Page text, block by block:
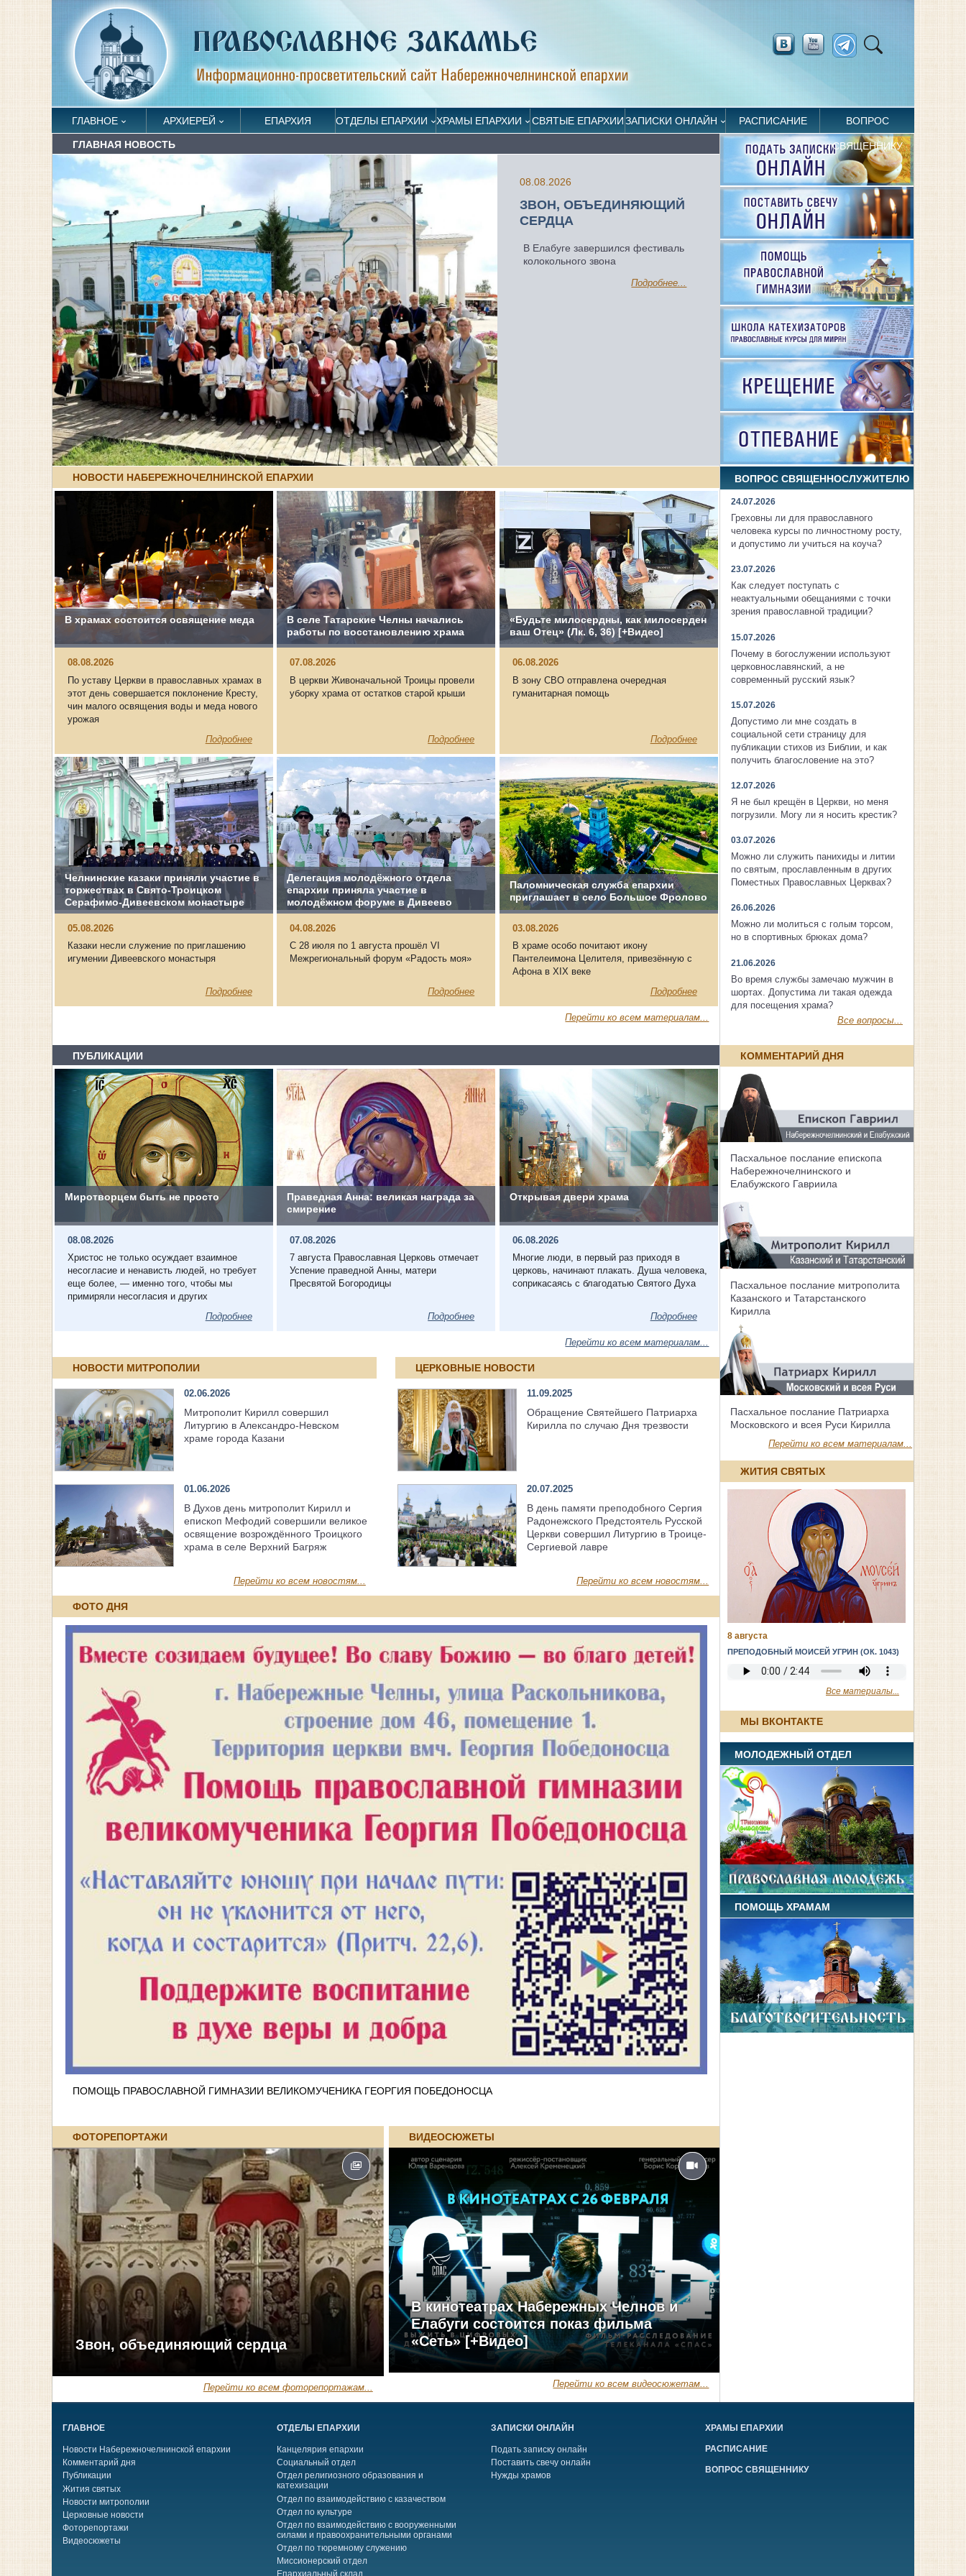
ГЛАВНОЕ АРХИЕРЕЙ ЕПАРХИЯ ОТДЕЛЫ ЕПАРХИИ ХРАМЫ ЕПАРХИИ СВЯТЫЕ ЕПАРХИИЗАПИСКИ ОНЛАЙН РАСПИСАНИЕ ВОПРОС
СВЯЩЕННИКУ
ГЛАВНАЯ НОВОСТЬ
08.08.2026
ЗВОН, ОБЪЕДИНЯЮЩИЙ
СЕРДЦА
В Елабуге завершился фестиваль
колокольного звона
Подробнее...
НОВОСТИ НАБЕРЕЖНОЧЕЛНИНСКОЙ ЕПАРХИИ
В храмах состоится освящение меда
08.08.2026
По уставу Церкви в православных храмах в
этот день совершается поклонение Кресту,
чин малого освящения воды и меда нового
урожая
Подробнее
В селе Татарские Челны начались
работы по восстановлению храма
07.08.2026
В церкви Живоначальной Троицы провели
уборку храма от остатков старой крыши
Подробнее
«Будьте милосердны, как милосерден
ваш Отец» (Лк. 6, 36) [+Видео]
06.08.2026
В зону СВО отправлена очередная
гуманитарная помощь
Подробнее
Челнинские казаки приняли участие в
торжествах в Свято‑Троицком
Серафимо‑Дивеевском монастыре
05.08.2026
Казаки несли служение по приглашению
игумении Дивеевского монастыря
Подробнее
Делегация молодёжного отдела
епархии приняла участие в
молодёжном форуме в Дивеево
04.08.2026
С 28 июля по 1 августа прошёл VI
Межрегиональный форум «Радость моя»
Подробнее
Паломническая служба епархии
приглашает в село Большое Фролово
03.08.2026
В храме особо почитают икону
Пантелеимона Целителя, привезённую с
Афона в XIX веке
Подробнее
Перейти ко всем материалам...
ВОПРОС СВЯЩЕННОСЛУЖИТЕЛЮ
24.07.2026
Греховны ли для православного
человека курсы по личностному росту,
и допустимо ли учиться на коуча?
23.07.2026
Как следует поступать с
неактуальными обещаниями с точки
зрения православной традиции?
15.07.2026
Почему в богослужении используют
церковнославянский, а не
современный русский язык?
15.07.2026
Допустимо ли мне создать в
социальной сети страницу для
публикации стихов из Библии, и как
получить благословение на это?
12.07.2026
Я не был крещён в Церкви, но меня
погрузили. Могу ли я носить крестик?
03.07.2026
Можно ли служить панихиды и литии
по святым, прославленным в других
Поместных Православных Церквах?
26.06.2026
Можно ли молиться с голым торсом,
но в спортивных брюках дома?
21.06.2026
Во время службы замечаю мужчин в
шортах. Допустима ли такая одежда
для посещения храма?
Все вопросы...
ПУБЛИКАЦИИ
Миротворцем быть не просто
08.08.2026
Христос не только осуждает взаимное
несогласие и ненависть людей, но требует
еще более, — именно того, чтобы мы
примиряли несогласия и других
Подробнее
Праведная Анна: великая награда за
смирение
07.08.2026
7 августа Православная Церковь отмечает
Успение праведной Анны, матери
Пресвятой Богородицы
Подробнее
Открывая двери храма
06.08.2026
Многие люди, в первый раз приходя в
церковь, начинают плакать. Душа человека,
соприкасаясь с благодатью Святого Духа
Подробнее
Перейти ко всем материалам...
НОВОСТИ МИТРОПОЛИИ
02.06.2026
Митрополит Кирилл совершил
Литургию в Александро-Невском
храме города Казани
01.06.2026
В Духов день митрополит Кирилл и
епископ Мефодий совершили великое
освящение возрождённого Троицкого
храма в селе Верхний Багряж
Перейти ко всем новостям...
ЦЕРКОВНЫЕ НОВОСТИ
11.09.2025
Обращение Святейшего Патриарха
Кирилла по случаю Дня трезвости
20.07.2025
В день памяти преподобного Сергия
Радонежского Предстоятель Русской
Церкви совершил Литургию в Троице-
Сергиевой лавре
Перейти ко всем новостям...
ФОТО ДНЯ
ПОМОЩЬ ПРАВОСЛАВНОЙ ГИМНАЗИИ ВЕЛИКОМУЧЕНИКА ГЕОРГИЯ ПОБЕДОНОСЦА
ФОТОРЕПОРТАЖИ
Звон, объединяющий сердца
Перейти ко всем фоторепортажам...
ВИДЕОСЮЖЕТЫ
В кинотеатрах Набережных Челнов и
Елабуги состоится показ фильма
«Сеть» [+Видео]
Перейти ко всем видеосюжетам...
КОММЕНТАРИЙ ДНЯ
Пасхальное послание епископа
Набережночелнинского и
Елабужского Гавриила
Пасхальное послание митрополита
Казанского и Татарстанского
Кирилла
Пасхальное послание Патриарха
Московского и всея Руси Кирилла
Перейти ко всем материалам...
ЖИТИЯ СВЯТЫХ
8 августа
ПРЕПОДОБНЫЙ МОИСЕЙ УГРИН (ОК. 1043)
Все материалы...
МЫ ВКОНТАКТЕ
МОЛОДЕЖНЫЙ ОТДЕЛ
ПОМОЩЬ ХРАМАМ
ГЛАВНОЕ
Новости Набережночелнинской епархии
Комментарий дня
Публикации
Жития святых
Новости митрополии
Церковные новости
Фоторепортажи
Видеосюжеты
ОТДЕЛЫ ЕПАРХИИ
Канцелярия епархии
Социальный отдел
Отдел религиозного образования и
катехизации
Отдел по взаимодействию с казачеством
Отдел по культуре
Отдел по взаимодействию с вооруженными
силами и правоохранительными органами
Отдел по тюремному служению
Миссионерский отдел
ЗАПИСКИ ОНЛАЙН
Подать записку онлайн
Поставить свечу онлайн
Нужды храмов
ХРАМЫ ЕПАРХИИ
РАСПИСАНИЕ
ВОПРОС СВЯЩЕННИКУ